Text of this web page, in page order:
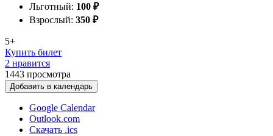
Льготный: 100 ₽
Взрослый: 350 ₽
5+
Купить билет
2 нравится
1443 просмотра
Добавить в календарь
Google Calendar
Outlook.com
Скачать .ics